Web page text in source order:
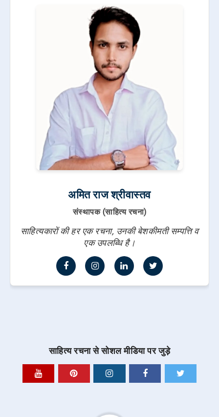
अमित राज श्रीवास्तव
संस्थापक (साहित्य रचना)
साहित्यकारों की हर एक रचना, उनकी बेशकीमती सम्पत्ति व
एक उपलब्धि है।
साहित्य रचना से सोशल मीडिया पर जुड़े